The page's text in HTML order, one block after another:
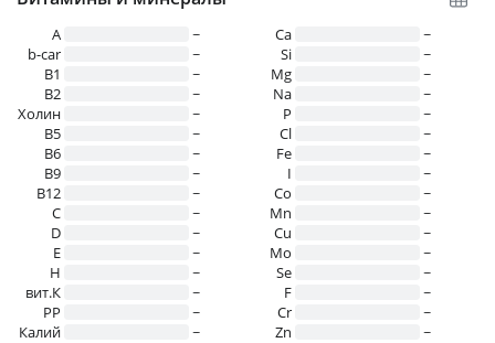
A
~
b-car
~
В1
~
B2
~
Холин
~
B5
~
B6
~
B9
~
B12
~
C
~
D
~
E
~
H
~
вит.К
~
PP
~
Калий
~
Ca
~
Si
~
Mg
~
Na
~
P
~
Cl
~
Fe
~
I
~
Co
~
Mn
~
Cu
~
Mo
~
Se
~
F
~
Cr
~
Zn
~